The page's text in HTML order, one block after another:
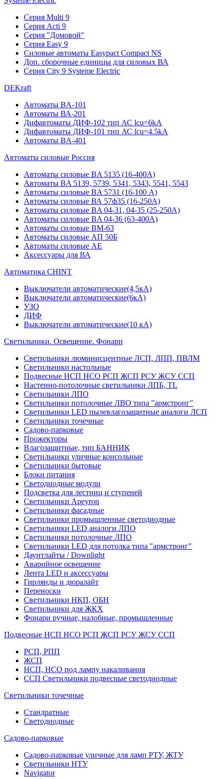
Серия Multi 9
Серия Acti 9
Серия "Домовой"
Серия Easy 9
Силовые автоматы Easypact Compact NS
Доп. сборочные единицы для силовых ВА
Серия City 9 Systeme Electric
DEKraft
Автоматы BA-101
Автоматы ВА-201
Дифавтоматы ДИФ-102 тип АС lcu=6kA
Дифавтоматы ДИФ-101 тип АС lcu=4.5kA
Автоматы BA-401
Автоматы силовые Россия
Автоматы силовые BA 5135 (16-400А)
Автоматы BA 5139, 5739, 5341, 5343, 5541, 5543
Автоматы силовые BA 5731 (16-100 А)
Автоматы силовые ВА 57ф35 (16-250А)
Автоматы силовые BA 04-31, 04-35 (25-250А)
Автоматы силовые BA 04-36 (63-400А)
Автоматы силовые ВМ-63
Автоматы силовые АП 50Б
Автоматы силовые АЕ
Аксессуары для ВА
Автоматика CHINT
Выключатели автоматические(4,5кА)
Выключатели автоматические(6кА)
УЗО
ДИФ
Выключатели автоматические(10 кА)
Светильники. Освещение. Фонари
Светильники люминисцентные ЛСП, ЛПП, ПВЛМ
Светильники настольные
Подвесные НСП НСО РСП ЖСП РСУ ЖСУ ССП
Настенно-потолочные светильники ЛПБ, TL
Светильники ЛПО
Светильники потолочные ЛВО типа "армстронг"
Светильники LED пылевлагозащитные аналоги ЛСП
Светильники точечные
Садово-парковые
Прожекторы
Влагозащитные, тип БАННИК
Светильники уличные консольные
Светильники бытовые
Блоки питания
Светодиодные модули
Подсветка для лестниц и ступеней
Светильники Apeyron
Светильники фасадные
Светильники промышленные светодиодные
Светильники LED аналоги ЛПО
Светильники потолочные ЛПО
Светильники LED для потолка типа "армстронг"
Даунтлайты / Downlight
Аварийное освещение
Лента LED и аксессуары
Гирлянды и дюралайт
Переноски
Светильники НКП, ОБН
Светильники для ЖКХ
Фонари ручные, налобные, промышленные
Подвесные НСП НСО РСП ЖСП РСУ ЖСУ ССП
РСП, РПП
ЖСП
НСП, НСО под лампу накаливания
ССП Светильники подвесные светодиодные
Светильники точечные
Стандратные
Светодиодные
Садово-парковые
Садово-парковые уличные для ламп РТУ, ЖТУ
Светильники НТУ
Navigator